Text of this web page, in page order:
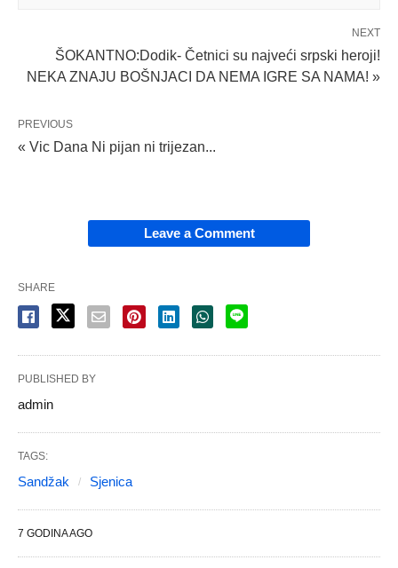
NEXT
ŠOKANTNO:Dodik- Četnici su najveći srpski heroji!
NEKA ZNAJU BOŠNJACI DA NEMA IGRE SA NAMA! »
PREVIOUS
« Vic Dana Ni pijan ni trijezan...
Leave a Comment
SHARE
PUBLISHED BY
admin
TAGS:
Sandžak Sjenica
7 GODINA AGO